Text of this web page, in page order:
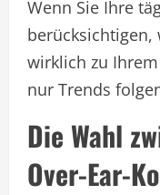
Wenn Sie Ihre
berücksichtigen,
wirklich zu
nur Trends
Die Wahl
Over-Ear-